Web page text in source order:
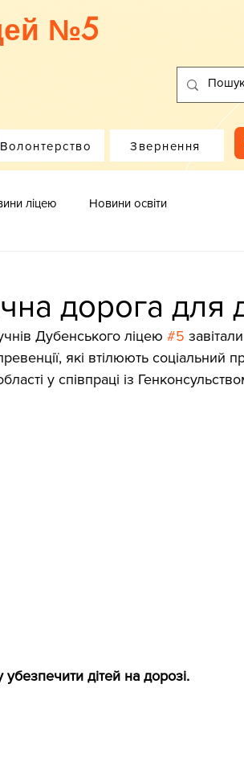
№5
Волонтерство Звернення
ліцею Новини освіти
дорога для
Дубенського ліцею #5
які втілюють соціальний
у співпраці із
дітей на дорозі.